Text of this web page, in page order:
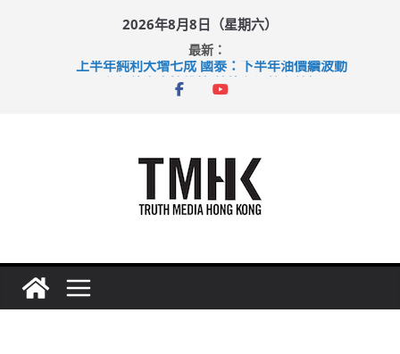
2026年8月8日（星期六）
最新：
上半年純利大增七成 國泰：下半年油價續波動
拜仁熱身賽挫維拉 啟德主場館奪錦標